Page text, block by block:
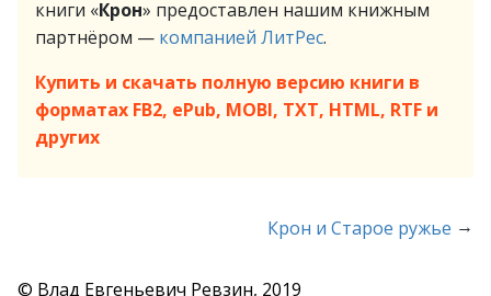
книги «Крон» предоставлен нашим книжным
партнёром — компанией ЛитРес.
Купить и скачать полную версию книги в
форматах FB2, ePub, MOBI, TXT, HTML, RTF и
других
Крон и Старое ружье →
© Влад Евгеньевич Ревзин, 2019